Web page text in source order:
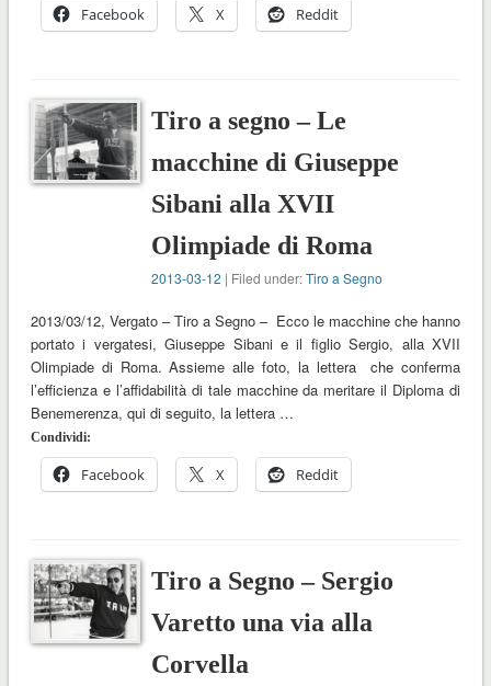
Facebook X Reddit
Tiro a segno – Le
macchine di Giuseppe
Sibani alla XVII
Olimpiade di Roma
2013-03-12 | Filed under:Tiro a Segno
2013/03/12, Vergato – Tiro a Segno – Ecco le macchine che hanno
portato i vergatesi, Giuseppe Sibani e il figlio Sergio, alla XVII
Olimpiade di Roma. Assieme alle foto, la lettera che conferma
l’efficienza e l’affidabilità di tale macchine da meritare il Diploma di
Benemerenza, qui di seguito, la lettera …
Condividi:
Facebook X Reddit
Tiro a Segno – Sergio
Varetto una via alla
Corvella